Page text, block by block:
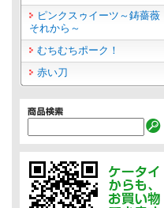
ピンクスゥイーツ～鋳薔薇
それから～
むちむちポーク！
赤い刀